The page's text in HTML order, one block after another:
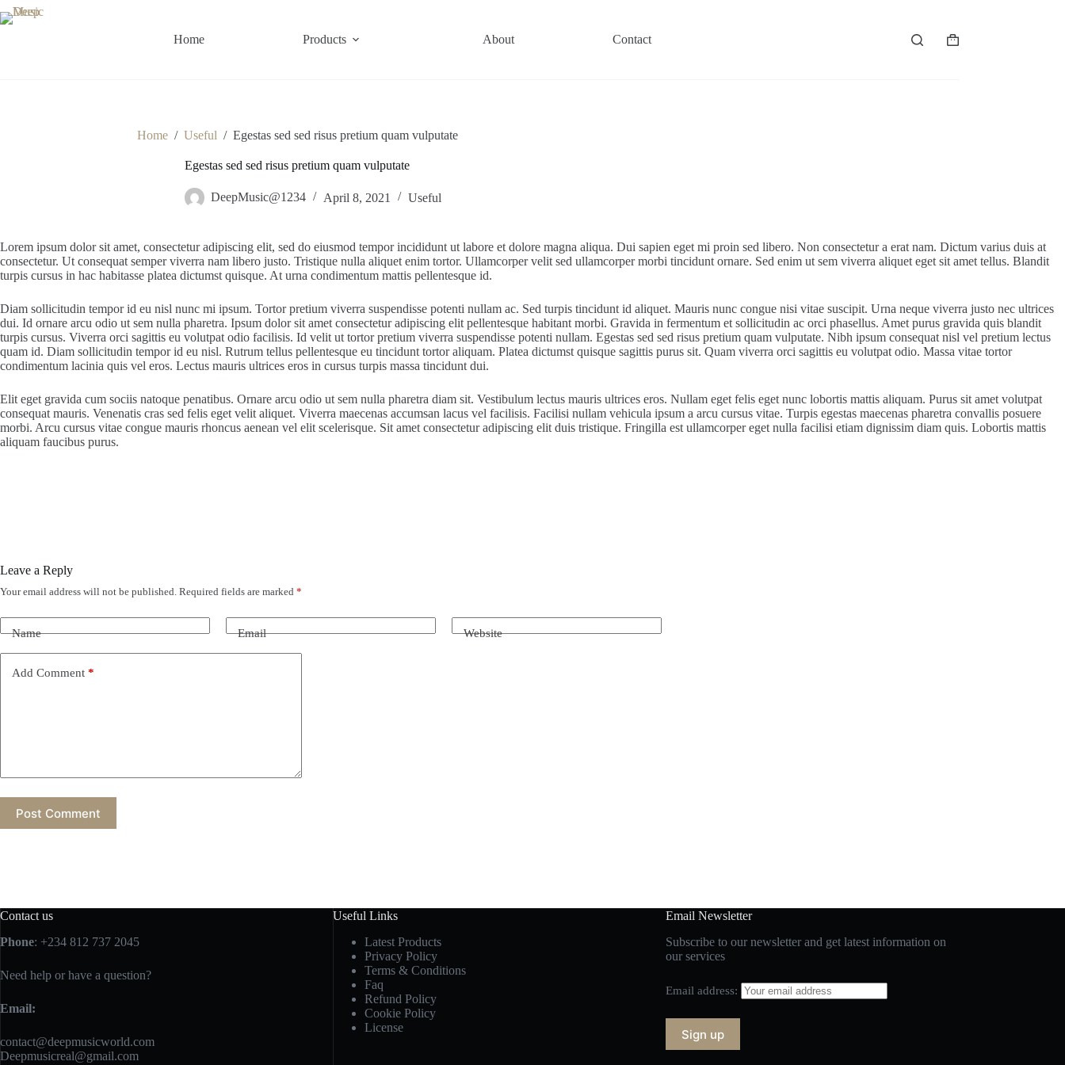
Home Products About Contact
Home / Useful / Egestas sed sed risus pretium quam vulputate
Egestas sed sed risus pretium quam vulputate
DeepMusic@1234 April 8, 2021 Useful
Lorem ipsum dolor sit amet, consectetur adipiscing elit, sed do eiusmod tempor incididunt ut labore et dolore magna aliqua. Dui sapien eget mi proin sed libero. Non consectetur a erat nam. Dictum varius duis at
consectetur. Ut consequat semper viverra nam libero justo. Tristique nulla aliquet enim tortor. Ullamcorper velit sed ullamcorper morbi tincidunt ornare. Sed enim ut sem viverra aliquet eget sit amet tellus. Blandit
turpis cursus in hac habitasse platea dictumst quisque. At urna condimentum mattis pellentesque id.
Diam sollicitudin tempor id eu nisl nunc mi ipsum. Tortor pretium viverra suspendisse potenti nullam ac. Sed turpis tincidunt id aliquet. Mauris nunc congue nisi vitae suscipit. Urna neque viverra justo nec ultrices
dui. Id ornare arcu odio ut sem nulla pharetra. Ipsum dolor sit amet consectetur adipiscing elit pellentesque habitant morbi. Gravida in fermentum et sollicitudin ac orci phasellus. Amet purus gravida quis blandit
turpis cursus. Viverra orci sagittis eu volutpat odio facilisis. Id velit ut tortor pretium viverra suspendisse potenti nullam. Egestas sed sed risus pretium quam vulputate. Nibh ipsum consequat nisl vel pretium lectus
quam id. Diam sollicitudin tempor id eu nisl. Rutrum tellus pellentesque eu tincidunt tortor aliquam. Platea dictumst quisque sagittis purus sit. Quam viverra orci sagittis eu volutpat odio. Massa vitae tortor
condimentum lacinia quis vel eros. Lectus mauris ultrices eros in cursus turpis massa tincidunt dui.
Elit eget gravida cum sociis natoque penatibus. Ornare arcu odio ut sem nulla pharetra diam sit. Vestibulum lectus mauris ultrices eros. Nullam eget felis eget nunc lobortis mattis aliquam. Purus sit amet volutpat
consequat mauris. Venenatis cras sed felis eget velit aliquet. Viverra maecenas accumsan lacus vel facilisis. Facilisi nullam vehicula ipsum a arcu cursus vitae. Turpis egestas maecenas pharetra convallis posuere
morbi. Arcu cursus vitae congue mauris rhoncus aenean vel elit scelerisque. Sit amet consectetur adipiscing elit duis tristique. Fringilla est ullamcorper eget nulla facilisi etiam dignissim diam quis. Lobortis mattis
aliquam faucibus purus.
Leave a Reply
Your email address will not be published. Required fields are marked *
Name Email Website
Add Comment *
Post Comment
Contact us
Phone: +234 812 737 2045
Need help or have a question?
Email:
contact@deepmusicworld.com
Deepmusicreal@gmail.com
Useful Links
Latest Products
Privacy Policy
Terms & Conditions
Faq
Refund Policy
Cookie Policy
License
Email Newsletter
Subscribe to our newsletter and get latest information on
our services
Email address: